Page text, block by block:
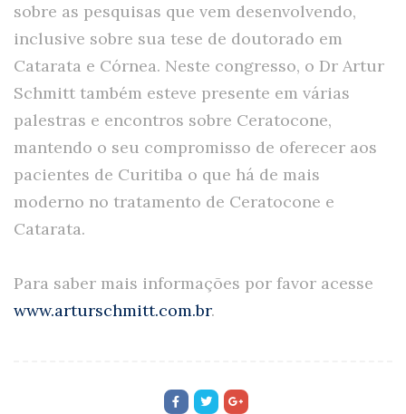
sobre as pesquisas que vem desenvolvendo,
inclusive sobre sua tese de doutorado em
Catarata e Córnea. Neste congresso, o Dr Artur
Schmitt também esteve presente em várias
palestras e encontros sobre Ceratocone,
mantendo o seu compromisso de oferecer aos
pacientes de Curitiba o que há de mais
moderno no tratamento de Ceratocone e
Catarata.
Para saber mais informações por favor acesse
www.arturschmitt.com.br.